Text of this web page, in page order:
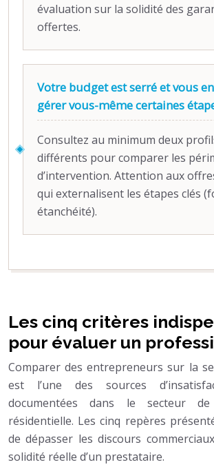
évaluation sur la solidité des
offertes.
Votre budget est serré et vous
gérer vous-même certaines
Consultez au minimum deux
différents pour comparer les
d’intervention. Attention aux
qui externalisent les étapes clés
étanchéité).
Les cinq critères
pour évaluer un
Comparer des entrepreneurs sur la
est l’une des sources
documentées dans le secteur
résidentielle. Les cinq repères
de dépasser les discours
solidité réelle d’un prestataire.